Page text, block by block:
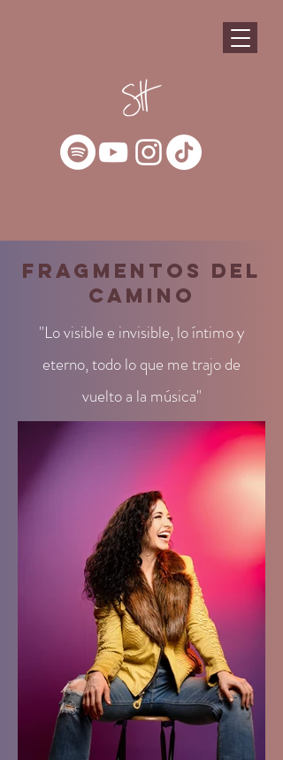
Fragmentos del
camino
"Lo visible e invisible, lo íntimo y
eterno, todo lo que me trajo de
vuelto a la música"​